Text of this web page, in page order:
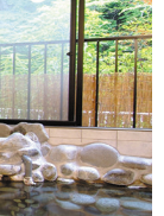
スポット